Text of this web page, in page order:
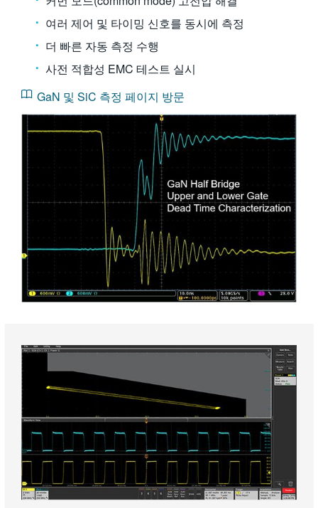
여러 제어 및 타이밍 신호를 동시에 측정
더 빠른 자동 측정 수행
사전 적합성 EMC 테스트 실시
GaN 및 SiC 측정 페이지 방문